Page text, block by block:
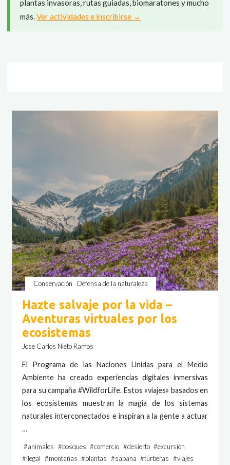
plantas invasoras, rutas guiadas, biomaratones y mucho
más.Ver actividades e inscribirse →
Conservación Defensa de la naturaleza
Hazte salvaje por la vida –
Aventuras virtuales por los
ecosistemas
Jose Carlos Nieto Ramos
El Programa de las Naciones Unidas para el Medio
Ambiente ha creado experiencias digitales inmersivas
para su campaña #WildforLife. Estos «viajes» basados en
los ecosistemas muestran la magia de los sistemas
naturales interconectados e inspiran a la gente a actuar
…
#animales #bosques #comercio #desierto #excursión
#ilegal #montañas #plantas #sabana #turberas #viajes